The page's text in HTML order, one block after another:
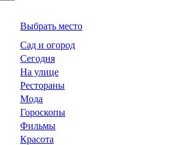
Выбрать место
Сад и огород
Сегодня
На улице
Рестораны
Мода
Гороскопы
Фильмы
Красота